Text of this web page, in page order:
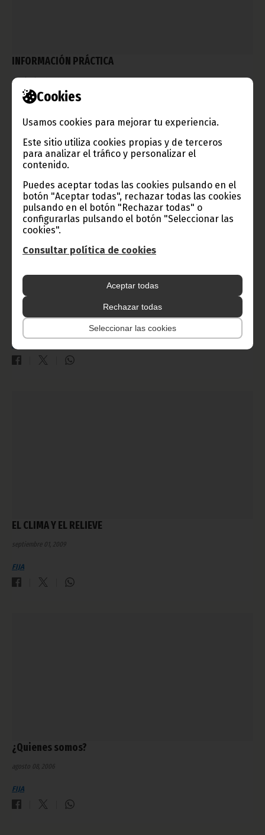
Cookies
Usamos cookies para mejorar tu experiencia.
Este sitio utiliza cookies propias y de terceros
para analizar el tráfico y personalizar el
contenido.
Puedes aceptar todas las cookies pulsando en el
botón "Aceptar todas", rechazar todas las cookies
pulsando en el botón "Rechazar todas" o
configurarlas pulsando el botón "Seleccionar las
cookies".
Consultar política de cookies
Aceptar todas
Rechazar todas
Seleccionar las cookies
INFORMACIÓN PRÁCTICA
septiembre 01, 2009
PUEBLOS Y CULTURAS
septiembre 01, 2009
FIJA
EL CLIMA Y EL RELIEVE
septiembre 01, 2009
FIJA
¿Quienes somos?
agosto 08, 2006
FIJA